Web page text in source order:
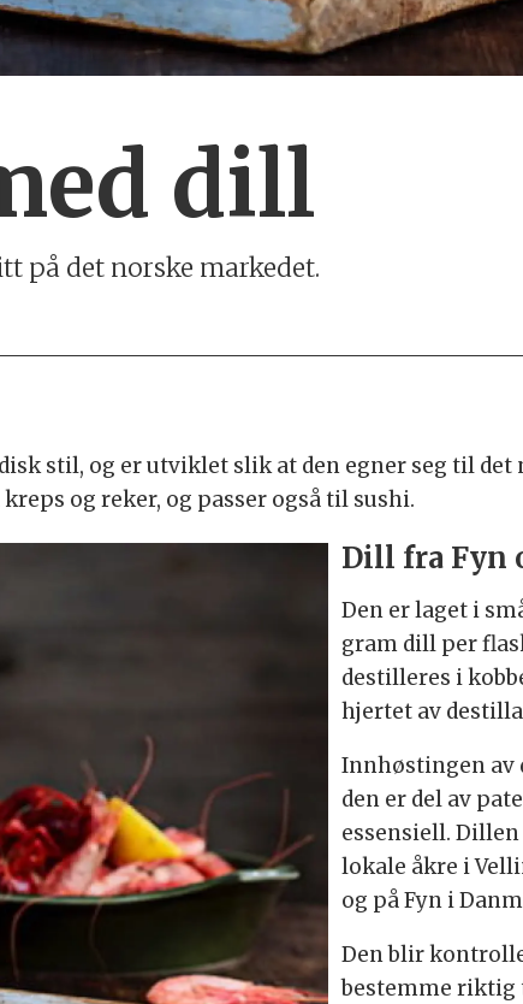
dill
på det norske markedet.
stil, og er utviklet slik at den egner seg til det
og reker, og passer også til sushi.
Dill fra Fyn
Den er laget i
gram dill per
destilleres i
hjertet av
Innhøstingen
den er del av
essensiell.
lokale åkre i
og på Fyn i
Den blir
bestemme